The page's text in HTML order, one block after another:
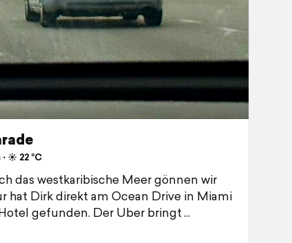
☀️ 22 °C
das westkaribische Meer gönnen wir
hat Dirk direkt am Ocean Drive in Miami
gefunden. Der Uber bringt